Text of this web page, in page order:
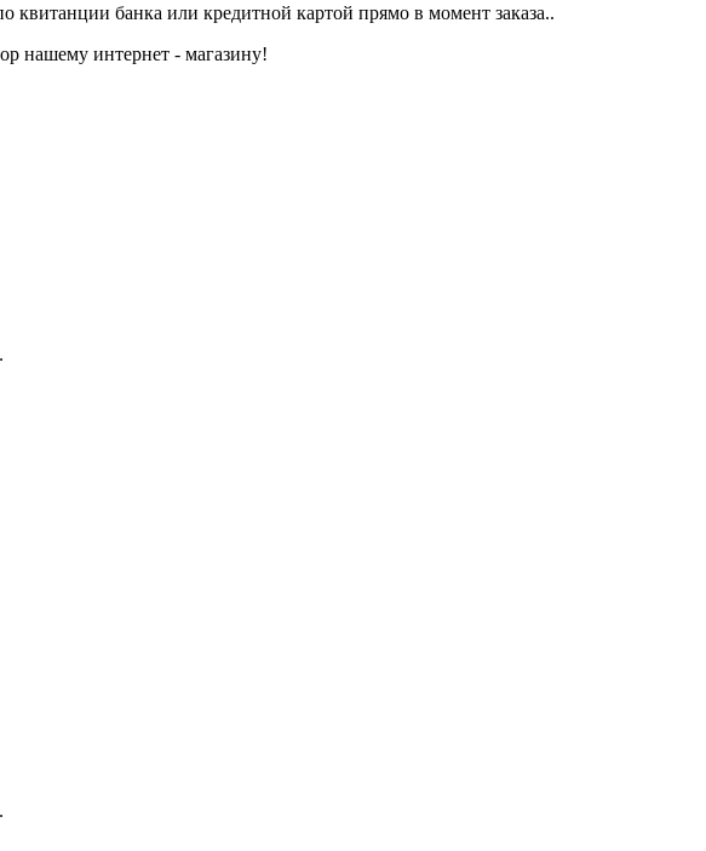
банка или кредитной картой прямо в момент заказа..
нашему интернет - магазину!